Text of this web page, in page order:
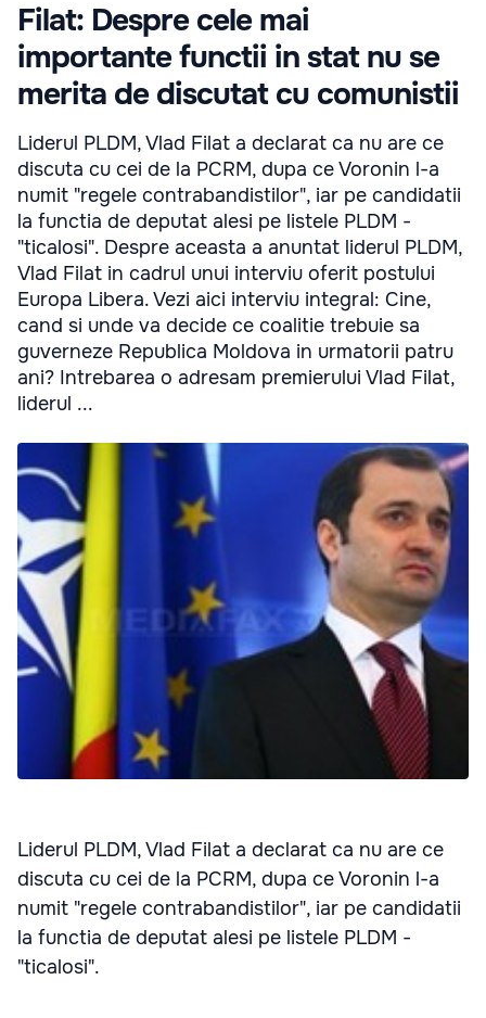
Filat: Despre cele mai
importante functii in stat nu se
merita de discutat cu comunistii
Liderul PLDM, Vlad Filat a declarat ca nu are ce
discuta cu cei de la PCRM, dupa ce Voronin l-a
numit "regele contrabandistilor", iar pe candidatii
la functia de deputat alesi pe listele PLDM -
"ticalosi". Despre aceasta a anuntat liderul PLDM,
Vlad Filat in cadrul unui interviu oferit postului
Europa Libera. Vezi aici interviu integral: Cine,
cand si unde va decide ce coalitie trebuie sa
guverneze Republica Moldova in urmatorii patru
ani? Intrebarea o adresam premierului Vlad Filat,
liderul ...
Liderul PLDM, Vlad Filat a declarat ca nu are ce
discuta cu cei de la PCRM, dupa ce Voronin l-a
numit "regele contrabandistilor", iar pe candidatii
la functia de deputat alesi pe listele PLDM -
"ticalosi".